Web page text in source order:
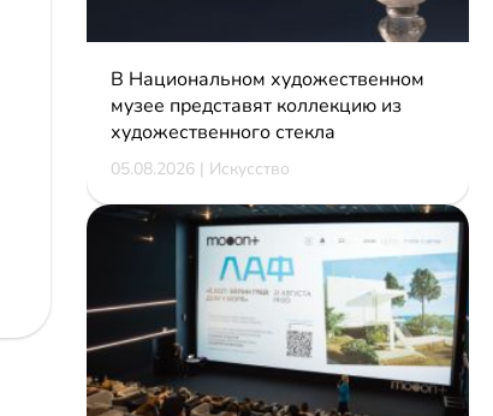
В Национальном художественном
музее представят коллекцию из
художественного стекла
05.08.2026 | Искусство